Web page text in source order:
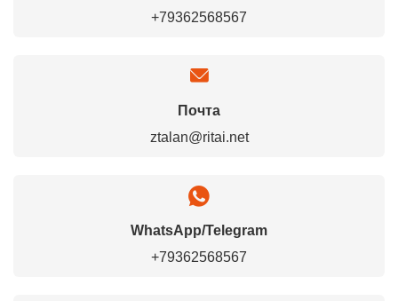
+79362568567
Почта
ztalan@ritai.net
WhatsApp/Telegram
+79362568567